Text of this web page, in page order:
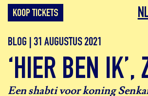
KOOP TICKETS
BLOG | 31 AUGUSTUS 2021
‘HIER BEN IK’,
Een shabti voor koning